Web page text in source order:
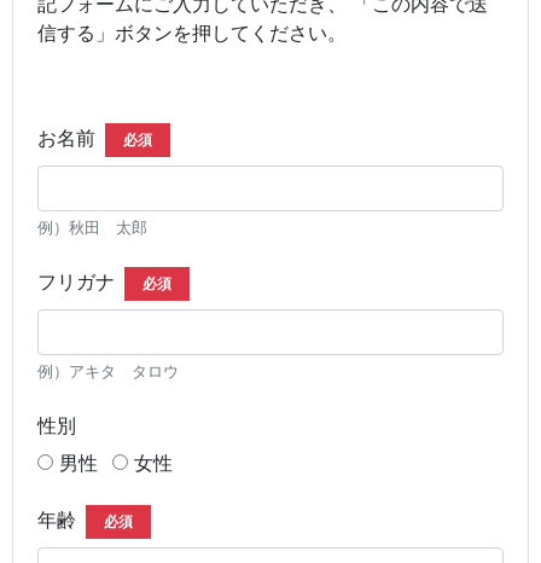
信する」ボタンを押してください。
お名前 必須
例）秋田 太郎
フリガナ 必須
例）アキタ タロウ
性別
男性
女性
年齢 必須